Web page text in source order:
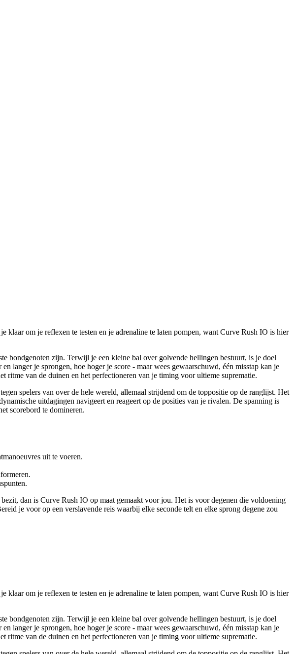
klaar om je reflexen te testen en je adrenaline te laten pompen, want Curve Rush IO is hier
bondgenoten zijn. Terwijl je een kleine bal over golvende hellingen bestuurt, is je doel
langer je sprongen, hoe hoger je score - maar wees gewaarschuwd, één misstap kan je
ritme van de duinen en het perfectioneren van je timing voor ultieme suprematie.
spelers van over de hele wereld, allemaal strijdend om de toppositie op de ranglijst. Het
uitdagingen navigeert en reageert op de posities van je rivalen. De spanning is
scorebord te domineren.
uit te voeren.
dan is Curve Rush IO op maat gemaakt voor jou. Het is voor degenen die voldoening
je voor op een verslavende reis waarbij elke seconde telt en elke sprong degene zou
klaar om je reflexen te testen en je adrenaline te laten pompen, want Curve Rush IO is hier
bondgenoten zijn. Terwijl je een kleine bal over golvende hellingen bestuurt, is je doel
langer je sprongen, hoe hoger je score - maar wees gewaarschuwd, één misstap kan je
ritme van de duinen en het perfectioneren van je timing voor ultieme suprematie.